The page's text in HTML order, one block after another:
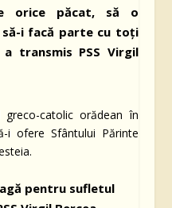
orice păcat, să o
să-i facă parte cu toți
transmis PSS Virgil
catolic orădean în
i ofere Sfântului Părinte
pentru sufletul